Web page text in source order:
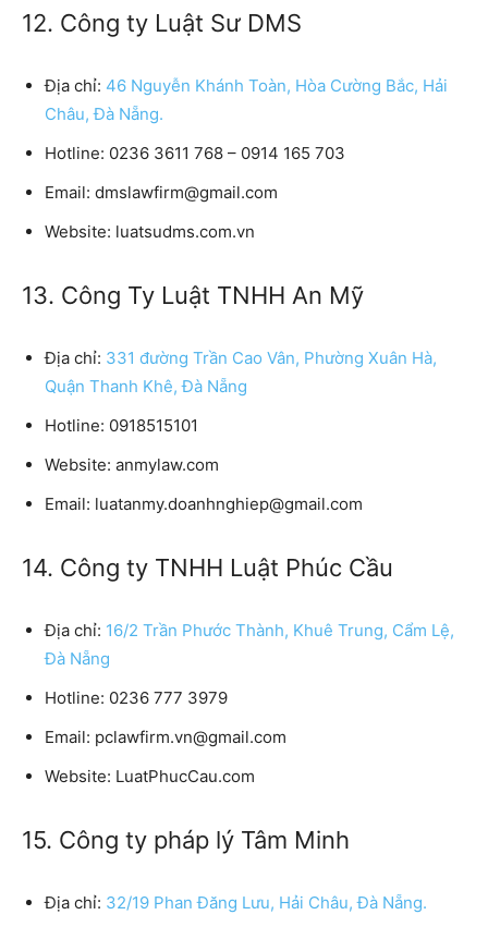
12. Công ty Luật Sư DMS
Địa chỉ: 46 Nguyễn Khánh Toàn, Hòa Cường Bắc, Hải
Châu, Đà Nẵng.
Hotline: 0236 3611 768 – 0914 165 703
Email: dmslawfirm@gmail.com
Website: luatsudms.com.vn
13. Công Ty Luật TNHH An Mỹ
Địa chỉ: 331 đường Trần Cao Vân, Phường Xuân Hà,
Quận Thanh Khê, Đà Nẵng
Hotline: 0918515101
Website: anmylaw.com
Email: luatanmy.doanhnghiep@gmail.com
14. Công ty TNHH Luật Phúc Cầu
Địa chỉ: 16/2 Trần Phước Thành, Khuê Trung, Cẩm Lệ,
Đà Nẵng
Hotline: 0236 777 3979
Email: pclawfirm.vn@gmail.com
Website: LuatPhucCau.com
15. Công ty pháp lý Tâm Minh
Địa chỉ: 32/19 Phan Đăng Lưu, Hải Châu, Đà Nẵng.